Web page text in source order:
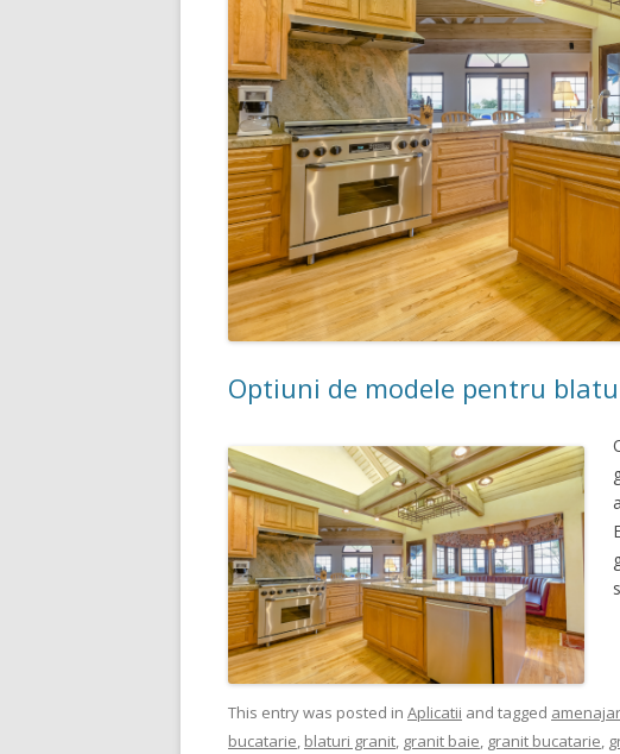
Optiuni de modele pentru
This entry was posted in Aplicatii and tagged
bucatarie, blaturi granit, granit baie, granit bucatarie,